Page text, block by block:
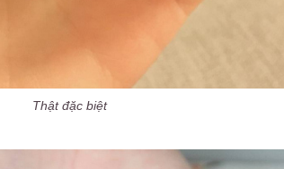
Thật đặc biệt